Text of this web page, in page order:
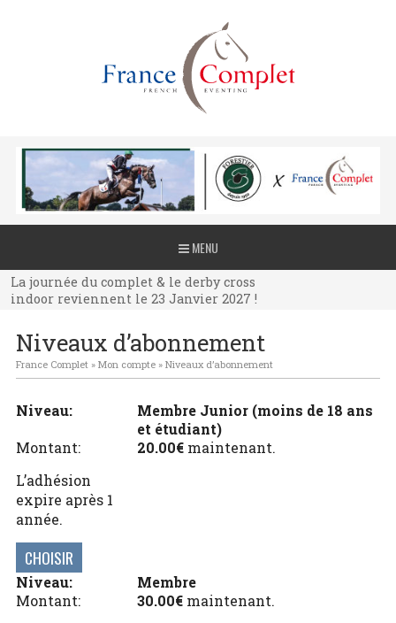
MENU
La journée du complet & le derby cross
indoor reviennent le 23 Janvier 2027 !
La journée du complet & le derby cross
indoor reviennent le 23 Janvier 2027 !
indoor reviennent le 23 Janvier 2027 !
Niveaux d’abonnement
France Complet» Mon compte» Niveaux d’abonnement
Membre Junior (moins de 18 ans
et étudiant)
20.00€ maintenant.
L’adhésion
expire après 1
année.
CHOISIR
Membre
30.00€ maintenant.